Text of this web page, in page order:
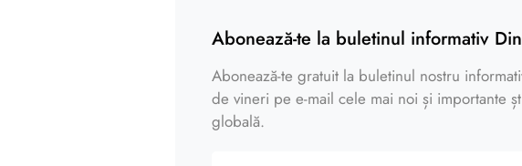
Abonează-te la buletinul informativ
Abonează-te gratuit la buletinul nostru
de vineri pe e-mail cele mai noi și importante
globală.